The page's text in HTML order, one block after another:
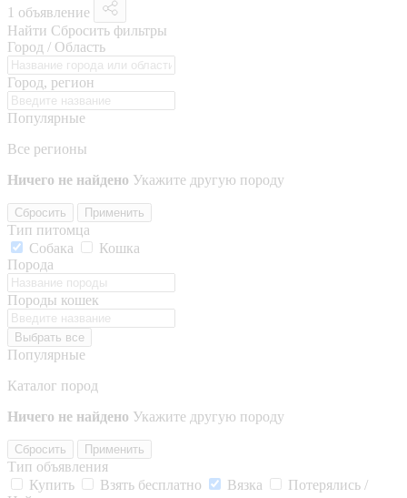
1 объявление
Найти Сбросить фильтры
Город / Область
Город, регион
Популярные
Все регионы
Ничего не найдено Укажите другую породу
Сбросить Применить
Тип питомца
Собака
Кошка
Порода
Породы кошек
Выбрать все
Популярные
Каталог пород
Ничего не найдено Укажите другую породу
Сбросить Применить
Тип объявления
Купить
Взять бесплатно Вязка
Потерялись /